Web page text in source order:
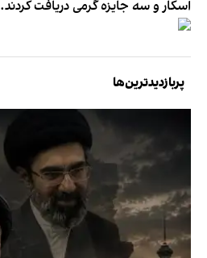
اسکار و سه جایزه گرمی دریافت کردند.
پربازدیدترین‌ها